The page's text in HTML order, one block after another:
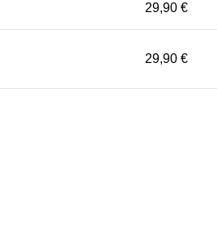
29,90 €
29,90 €